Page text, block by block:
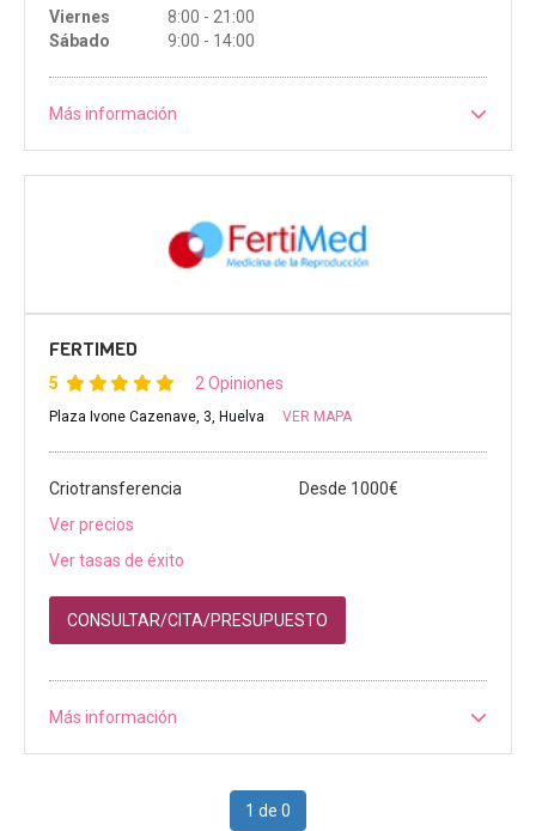
Viernes
8:00 - 21:00
Sábado
9:00 - 14:00
Más información
FERTIMED
5 2 Opiniones
Plaza Ivone Cazenave, 3, Huelva VER MAPA
Criotransferencia
Desde 1000€
Ver precios
Ver tasas de éxito
CONSULTAR/CITA/PRESUPUESTO
Más información
1 de 0